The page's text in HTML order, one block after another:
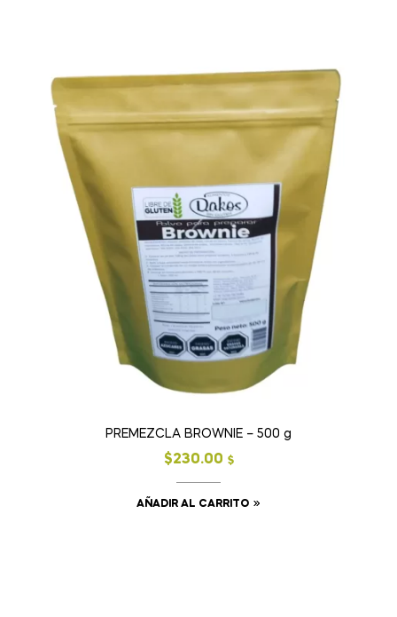
PREMEZCLA BROWNIE – 500 g
$230.00 $
AÑADIR AL CARRITO